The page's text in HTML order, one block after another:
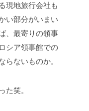
現地旅行会社も
い部分がいまい
、最寄りの領事
シア領事館での
らないものか。
た笑。